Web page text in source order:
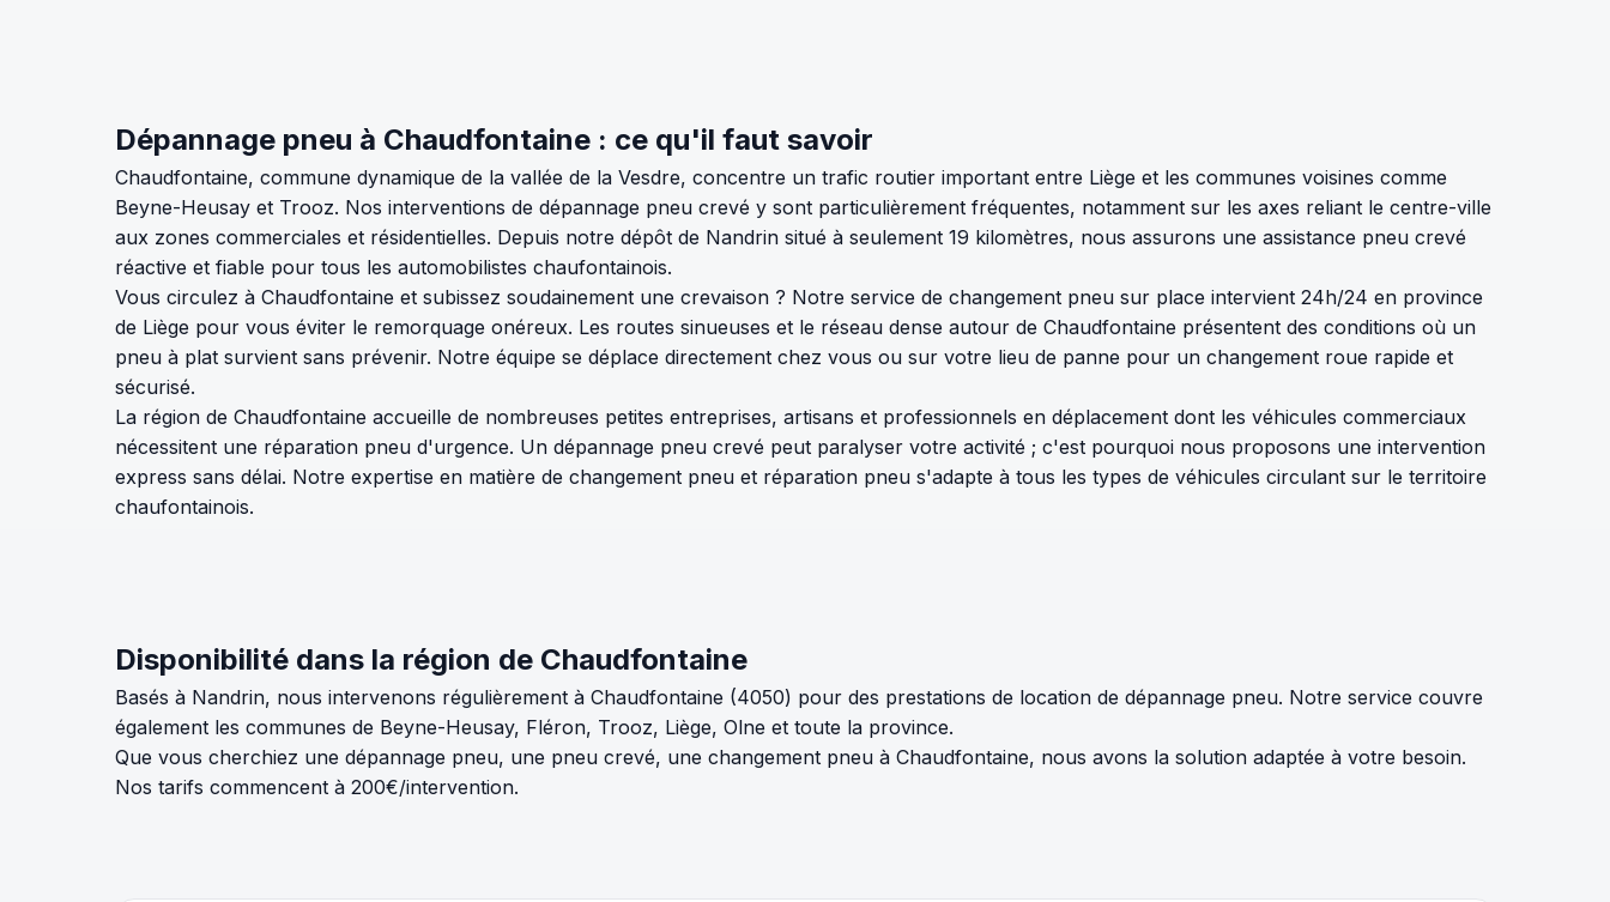
Dépannage pneu à Chaudfontaine : ce qu'il faut savoir
Chaudfontaine, commune dynamique de la vallée de la Vesdre, concentre un trafic routier important entre Liège et les communes voisines comme
Beyne-Heusay et Trooz. Nos interventions de dépannage pneu crevé y sont particulièrement fréquentes, notamment sur les axes reliant le centre-ville
aux zones commerciales et résidentielles. Depuis notre dépôt de Nandrin situé à seulement 19 kilomètres, nous assurons une assistance pneu crevé
réactive et fiable pour tous les automobilistes chaufontainois.
Vous circulez à Chaudfontaine et subissez soudainement une crevaison ? Notre service de changement pneu sur place intervient 24h/24 en province
de Liège pour vous éviter le remorquage onéreux. Les routes sinueuses et le réseau dense autour de Chaudfontaine présentent des conditions où un
pneu à plat survient sans prévenir. Notre équipe se déplace directement chez vous ou sur votre lieu de panne pour un changement roue rapide et
sécurisé.
La région de Chaudfontaine accueille de nombreuses petites entreprises, artisans et professionnels en déplacement dont les véhicules commerciaux
nécessitent une réparation pneu d'urgence. Un dépannage pneu crevé peut paralyser votre activité ; c'est pourquoi nous proposons une intervention
express sans délai. Notre expertise en matière de changement pneu et réparation pneu s'adapte à tous les types de véhicules circulant sur le territoire
chaufontainois.
Disponibilité dans la région de Chaudfontaine
Basés à Nandrin, nous intervenons régulièrement à Chaudfontaine (4050) pour des prestations de location de dépannage pneu. Notre service couvre
également les communes de Beyne-Heusay, Fléron, Trooz, Liège, Olne et toute la province.
Que vous cherchiez une dépannage pneu, une pneu crevé, une changement pneu à Chaudfontaine, nous avons la solution adaptée à votre besoin.
Nos tarifs commencent à 200€/intervention.